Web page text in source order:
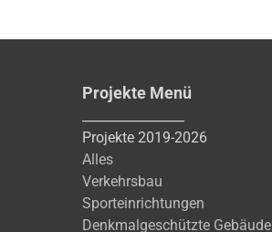
Projekte Menü
Projekte 2019-2026
Alles
Verkehrsbau
Sporteinrichtungen
Denkmalgeschützte Gebäude